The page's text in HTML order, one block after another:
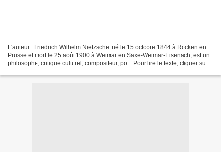
L'auteur : Friedrich Wilhelm Nietzsche, né le 15 octobre 1844 à Röcken en
Prusse et mort le 25 août 1900 à Weimar en Saxe-Weimar-Eisenach, est un
philosophe, critique culturel, compositeur, po... Pour lire le texte, cliquer sur